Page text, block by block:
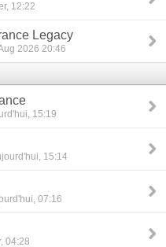
12:22
Legacy
2026 20:46
15:19
15:14
07:16
04:28